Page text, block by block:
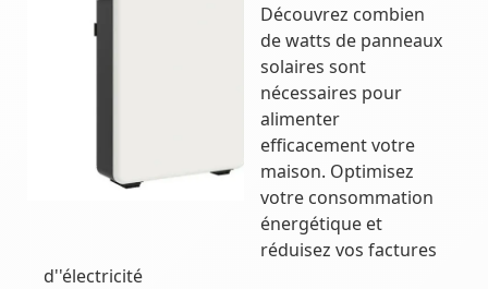
Découvrez combien
de watts de panneaux
solaires sont
nécessaires pour
alimenter
efficacement votre
maison. Optimisez
votre consommation
énergétique et
réduisez vos factures
d''électricité